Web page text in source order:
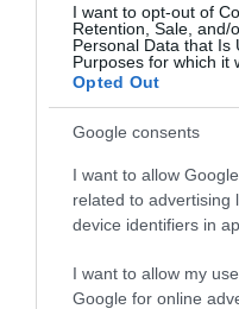
I want to opt-out of
Retention, Sale, and/
Personal Data that Is
Purposes for which it
Opted Out
Google consents
I want to allow
related to advertising
device identifiers in
I want to allow my
Google for online